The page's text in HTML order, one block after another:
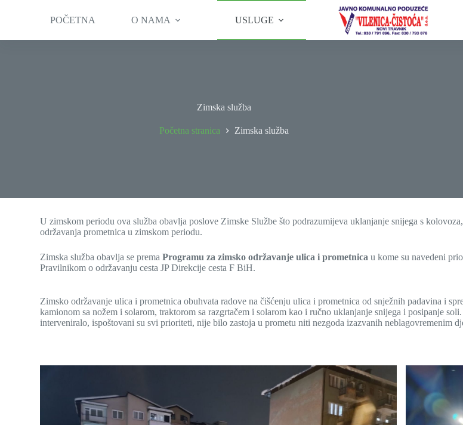
POČETNA O NAMA USLUGE
Zimska služba
Početna stranica Zimska služba
U zimskom periodu ova služba obavlja poslove Zimske Službe što podrazumijeva uklanjanje snijega s
održavanja prometnica u zimskom periodu.
Zimska služba obavlja se premaProgramu za zimsko održavanje ulica i prometnicau kome su navedeni
Pravilnikom o održavanju cesta JP Direkcije cesta F BiH.
Zimsko održavanje ulica i prometnica obuhvata radove na čišćenju ulica i prometnica od snježnih padavina i
kamionom sa nožem i solarom, traktorom sa razgrtačem i solarom kao i ručno uklanjanje snijega i posipanje
interveniralo, ispoštovani su svi prioriteti, nije bilo zastoja u prometu niti nezgoda izazvanih neblagovremenim